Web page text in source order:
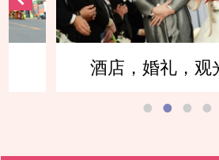
酒店，婚礼，观